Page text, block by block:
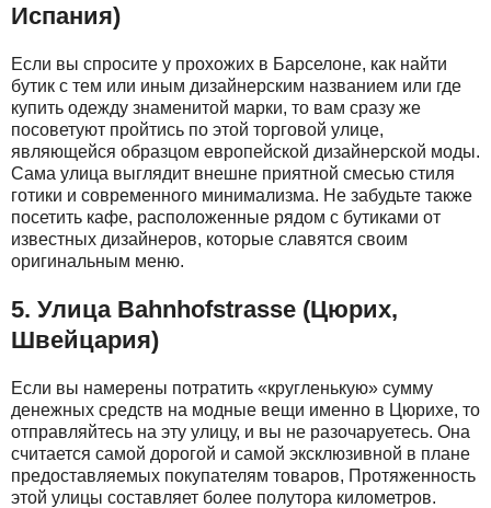
Испания)
Если вы спросите у прохожих в Барселоне, как найти
бутик с тем или иным дизайнерским названием или где
купить одежду знаменитой марки, то вам сразу же
посоветуют пройтись по этой торговой улице,
являющейся образцом европейской дизайнерской моды.
Сама улица выглядит внешне приятной смесью стиля
готики и современного минимализма. Не забудьте также
посетить кафе, расположенные рядом с бутиками от
известных дизайнеров, которые славятся своим
оригинальным меню.
5. Улица Bahnhofstrasse (Цюрих,
Швейцария)
Если вы намерены потратить «кругленькую» сумму
денежных средств на модные вещи именно в Цюрихе, то
отправляйтесь на эту улицу, и вы не разочаруетесь. Она
считается самой дорогой и самой эксклюзивной в плане
предоставляемых покупателям товаров, Протяженность
этой улицы составляет более полутора километров.